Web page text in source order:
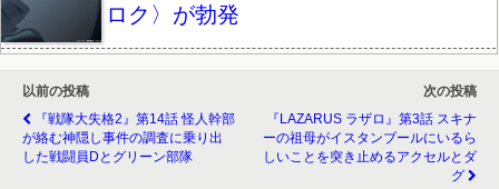
ロク〉が勃発
以前の投稿
『戦隊大失格2』第14話 怪人幹部
が絡む神隠し事件の調査に乗り出
した戦闘員Dとグリーン部隊
次の投稿
『LAZARUS ラザロ』第3話 スキナ
ーの祖母がイスタンブールにいるら
しいことを突き止めるアクセルとダ
グ